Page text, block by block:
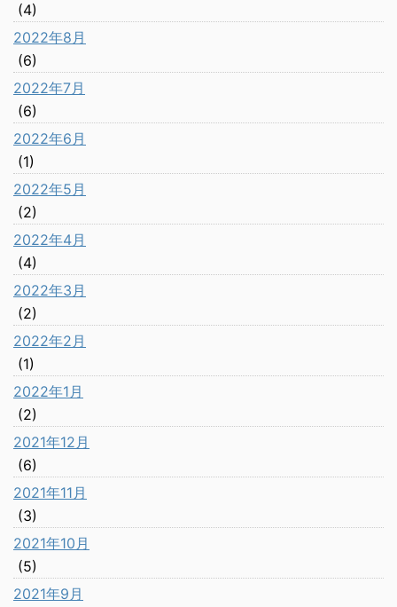
(4)
2022年8月
(6)
2022年7月
(6)
2022年6月
(1)
2022年5月
(2)
2022年4月
(4)
2022年3月
(2)
2022年2月
(1)
2022年1月
(2)
2021年12月
(6)
2021年11月
(3)
2021年10月
(5)
2021年9月